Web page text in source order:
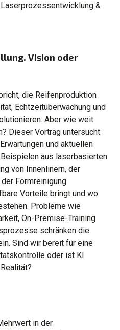
&
Vision oder
die Reifenproduktion
Echtzeitüberwachung und
Aber wie weit
Dieser Vortrag untersucht
und aktuellen
aus laserbasierten
von Innenlinern, der
Formreinigung
Vorteile bringt und wo
Probleme wie
On-Premise-Training
schränken die
Sind wir bereit für eine
oder ist KI
in der